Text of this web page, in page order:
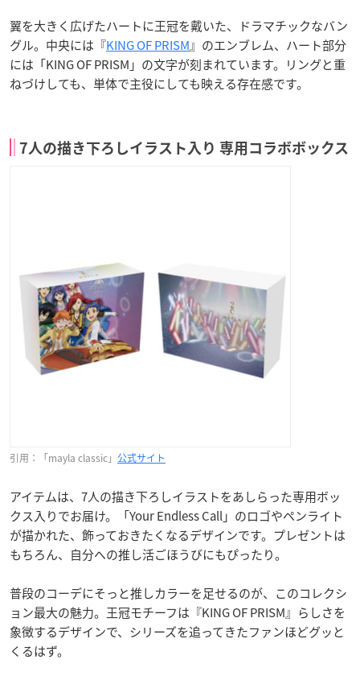
翼を大きく広げたハートに王冠を戴いた、ドラマチックなバン
グル。中央には『KING OF PRISM』のエンブレム、ハート部分
には「KING OF PRISM」の文字が刻まれています。リングと重
ねづけしても、単体で主役にしても映える存在感です。
7人の描き下ろしイラスト入り 専用コラボボックス
引用：「mayla classic」 公式サイト
アイテムは、7人の描き下ろしイラストをあしらった専用ボッ
クス入りでお届け。「Your Endless Call」のロゴやペンライト
が描かれた、飾っておきたくなるデザインです。プレゼントは
もちろん、自分への推し活ごほうびにもぴったり。
普段のコーデにそっと推しカラーを足せるのが、このコレクシ
ョン最大の魅力。王冠モチーフは『KING OF PRISM』らしさを
象徴するデザインで、シリーズを追ってきたファンほどグッと
くるはず。